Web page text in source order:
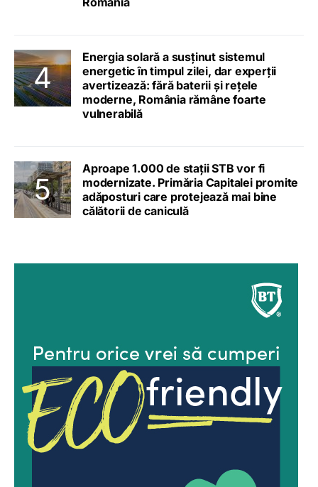
Energia solară a susținut sistemul
energetic în timpul zilei, dar experții
avertizează: fără baterii și rețele
moderne, România rămâne foarte
vulnerabilă
Aproape 1.000 de stații STB vor fi
modernizate. Primăria Capitalei promite
adăposturi care protejează mai bine
călătorii de caniculă